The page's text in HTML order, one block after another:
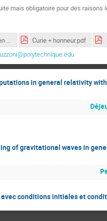
mais obligatoire pour des raisons
Accès accueil en voiture et par transport copie.pdf Curie + honneur.pdf
in general relativity
of gravitational waves in
conditions initiales et